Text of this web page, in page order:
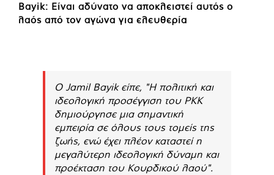
Bayik: Είναι αδύνατο να αποκλειστεί αυτός ο
λαός από τον αγώνα για ελευθερία
Ο Jamil Bayik είπε, "Η πολιτική και
ιδεολογική προσέγγιση του PKK
δημιούργησε μια σημαντική
εμπειρία σε όλους τους τομείς της
ζωής, ενώ έχει πλέον καταστεί η
μεγαλύτερη ιδεολογική δύναμη και
προέκταση του Κουρδικού λαού".